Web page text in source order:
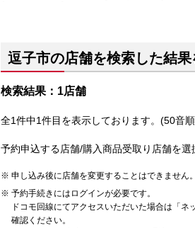
逗子市の店舗を検索した結
検索結果：1店舗
全1件中1件目を表示しております。(50音
予約申込する店舗/購入商品受取り店舗を選
申し込み後に店舗を変更することはできません。
予約手続きにはログインが必要です。
ドコモ回線にてアクセスいただいた場合は「
確認ください。